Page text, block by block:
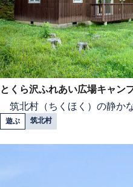
とくら沢ふれあい広場キャン
筑北村（ちくほく）の静か
遊ぶ 筑北村